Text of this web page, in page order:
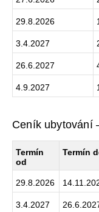
29.8.2026
3.4.2027
26.6.2027
4.9.2027
Ceník ubytování
Termín
od
Termín
29.8.2026
3.4.2027